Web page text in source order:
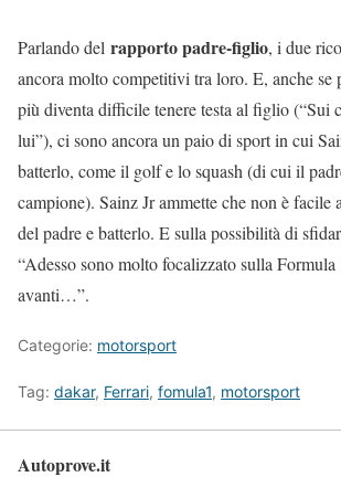
Parlando del rapporto padre-figlio, i due
ancora molto competitivi tra loro. E, anche se
più diventa difficile tenere testa al figlio (“Sui
lui”), ci sono ancora un paio di sport in cui
batterlo, come il golf e lo squash (di cui il
campione). Sainz Jr ammette che non è
del padre e batterlo. E sulla possibilità di
“Adesso sono molto focalizzato sulla Formula
avanti…”.
Categorie: motorsport
Tag: dakar, Ferrari, fomula1, motorsport
Autoprove.it